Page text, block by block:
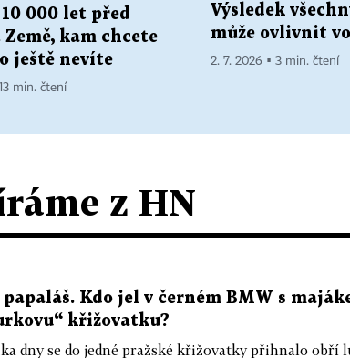
10 000 let před
kam chcete
ještě nevíte
min. čtení
Výsledek
může ovlivnit
2. 7. 2026 ▪ 3 min. čtení
z HN
papaláš. Kdo jel v černém BMW s
křižovatku?
dny se do jedné pražské křižovatky přihnalo obří